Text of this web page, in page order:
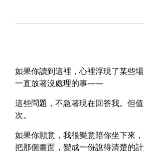
如果你讀到這裡，心裡浮現了某些
一直放著沒處理的事——
這些問題，不急著現在回答我。但
次。
如果你願意，我很樂意陪你坐下來
把那個畫面，變成一份說得清楚的計